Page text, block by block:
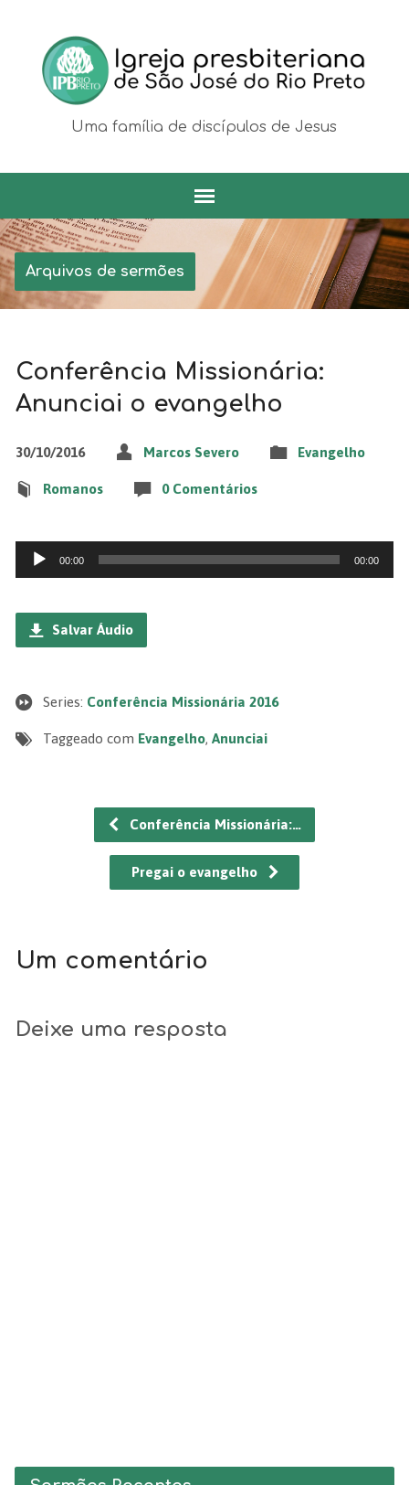
Uma família de discípulos de Jesus
Arquivos de sermões
Conferência Missionária:
Anunciai o evangelho
30/10/2016 Marcos Severo Evangelho
Romanos 0 Comentários
Tocador
de
áudio
00:00 00:00
Salvar Áudio
Series: Conferência Missionária 2016
Taggeado com Evangelho, Anunciai
Conferência Missionária:…
Pregai o evangelho
Um comentário
Deixe uma resposta